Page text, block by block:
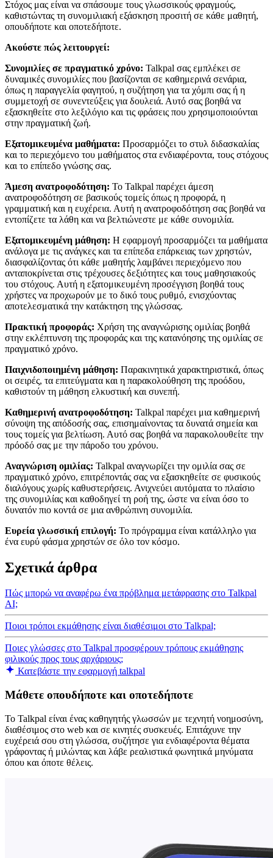
Στόχος μας είναι να σπάσουμε τους γλωσσικούς φραγμούς,
καθιστώντας τη συνομιλιακή εξάσκηση προσιτή σε κάθε μαθητή,
οπουδήποτε και οποτεδήποτε.
Ακούστε πώς λειτουργεί:
Συνομιλίες σε πραγματικό χρόνο: Talkpal σας εμπλέκει σε
δυναμικές συνομιλίες που βασίζονται σε καθημερινά σενάρια,
όπως η παραγγελία φαγητού, η συζήτηση για τα χόμπι σας ή η
συμμετοχή σε συνεντεύξεις για δουλειά. Αυτό σας βοηθά να
εξασκηθείτε στο λεξιλόγιο και τις φράσεις που χρησιμοποιούνται
στην πραγματική ζωή.
Εξατομικευμένα μαθήματα: Προσαρμόζει το στυλ διδασκαλίας
και το περιεχόμενο του μαθήματος στα ενδιαφέροντα, τους στόχους
και το επίπεδο γνώσης σας.
Άμεση ανατροφοδότηση: Το Talkpal παρέχει άμεση
ανατροφοδότηση σε βασικούς τομείς όπως η προφορά, η
γραμματική και η ευχέρεια. Αυτή η ανατροφοδότηση σας βοηθά να
εντοπίζετε τα λάθη και να βελτιώνεστε με κάθε συνομιλία.
Εξατομικευμένη μάθηση: Η εφαρμογή προσαρμόζει τα μαθήματα
ανάλογα με τις ανάγκες και τα επίπεδα επάρκειας των χρηστών,
διασφαλίζοντας ότι κάθε μαθητής λαμβάνει περιεχόμενο που
ανταποκρίνεται στις τρέχουσες δεξιότητες και τους μαθησιακούς
του στόχους. Αυτή η εξατομικευμένη προσέγγιση βοηθά τους
χρήστες να προχωρούν με το δικό τους ρυθμό, ενισχύοντας
αποτελεσματικά την κατάκτηση της γλώσσας.
Πρακτική προφοράς: Χρήση της αναγνώρισης ομιλίας βοηθά
στην εκλέπτυνση της προφοράς και της κατανόησης της ομιλίας σε
πραγματικό χρόνο.
Παιχνιδοποιημένη μάθηση: Παρακινητικά χαρακτηριστικά, όπως
οι σειρές, τα επιτεύγματα και η παρακολούθηση της προόδου,
καθιστούν τη μάθηση ελκυστική και συνεπή.
Καθημερινή ανατροφοδότηση: Talkpal παρέχει μια καθημερινή
σύνοψη της απόδοσής σας, επισημαίνοντας τα δυνατά σημεία και
τους τομείς για βελτίωση. Αυτό σας βοηθά να παρακολουθείτε την
πρόοδό σας με την πάροδο του χρόνου.
Αναγνώριση ομιλίας: Talkpal αναγνωρίζει την ομιλία σας σε
πραγματικό χρόνο, επιτρέποντάς σας να εξασκηθείτε σε φυσικούς
διαλόγους χωρίς καθυστερήσεις. Ανιχνεύει αυτόματα το πλαίσιο
της συνομιλίας και καθοδηγεί τη ροή της, ώστε να είναι όσο το
δυνατόν πιο κοντά σε μια ανθρώπινη συνομιλία.
Ευρεία γλωσσική επιλογή: Το πρόγραμμα είναι κατάλληλο για
ένα ευρύ φάσμα χρηστών σε όλο τον κόσμο.
Σχετικά άρθρα
Πώς μπορώ να αναφέρω ένα πρόβλημα μετάφρασης στο Talkpal
AI;
Ποιοι τρόποι εκμάθησης είναι διαθέσιμοι στο Talkpal;
Ποιες γλώσσες στο Talkpal προσφέρουν τρόπους εκμάθησης
φιλικούς προς τους αρχάριους;
Κατεβάστε την εφαρμογή talkpal
Μάθετε οπουδήποτε και οποτεδήποτε
Το Talkpal είναι ένας καθηγητής γλωσσών με τεχνητή νοημοσύνη,
διαθέσιμος στο web και σε κινητές συσκευές. Επιτάχυνε την
ευχέρειά σου στη γλώσσα, συζήτησε για ενδιαφέροντα θέματα
γράφοντας ή μιλώντας και λάβε ρεαλιστικά φωνητικά μηνύματα
όπου και όποτε θέλεις.